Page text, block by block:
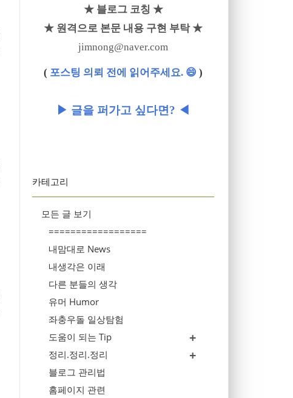
★ 블로그 코칭 ★
★ 원격으로 본문 내용 구현 부탁 ★
jimnong@naver.com
( 포스팅 의뢰 전에 읽어주세요. 😄 )
▶ 글을 퍼가고 싶다면? ◀
카테고리
모든 글 보기
==================
내맘대로 News
내생각은 이래
다른 분들의 생각
유머 Humor
좌충우돌 일상탐험
도움이 되는 Tip
정리.정리.정리
블로그 관리법
홈페이지 관련